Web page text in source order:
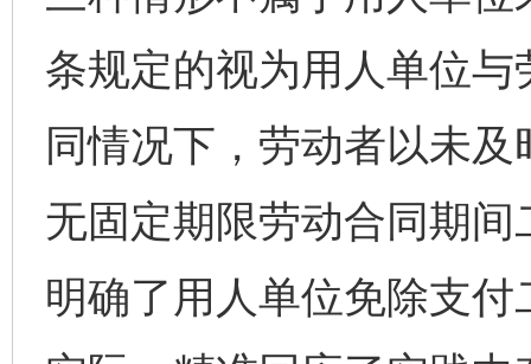
条规定的视为用人单位
同情况下，劳动者以未
无固定期限劳动合同期
明确了用人单位免除支